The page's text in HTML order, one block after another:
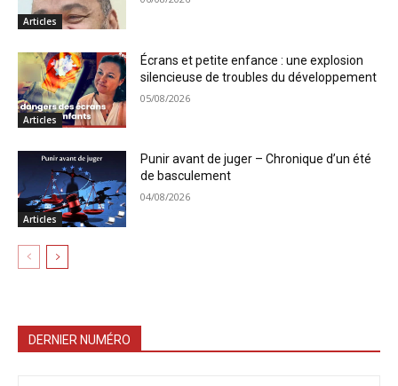
Articles
Articles
Écrans et petite enfance : une explosion
silencieuse de troubles du développement
05/08/2026
Articles
Punir avant de juger – Chronique d’un été
de basculement
04/08/2026
DERNIER NUMÉRO